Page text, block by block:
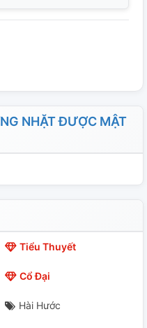
NHẶT ĐƯỢC MẬT
Tiểu Thuyết
Cổ Đại
Hài Hước